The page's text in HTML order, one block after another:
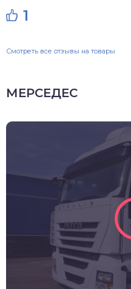
1
Смотреть все отзывы на товары
МЕРСЕДЕС